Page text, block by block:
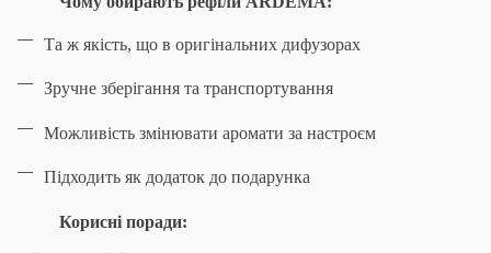
Та ж якість, що в оригінальних дифузорах
Зручне зберігання та транспортування
Можливість змінювати аромати за настроєм
Підходить як додаток до подарунка
Корисні поради: